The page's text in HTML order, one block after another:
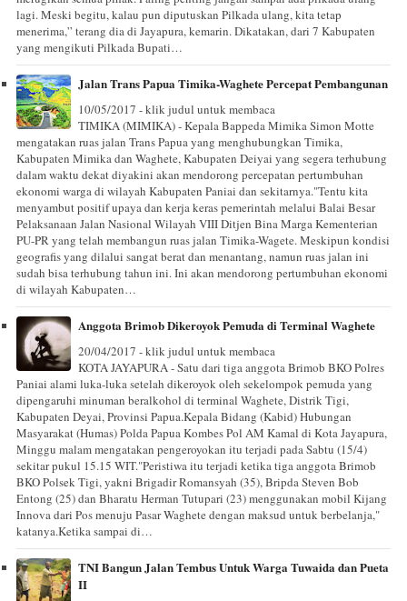
lagi. Meski begitu, kalau pun diputuskan Pilkada ulang, kita tetap
menerima,” terang dia di Jayapura, kemarin. Dikatakan, dari 7 Kabupaten
yang mengikuti Pilkada Bupati…
Jalan Trans Papua Timika-Waghete Percepat Pembangunan
10/05/2017 - klik judul untuk membaca
TIMIKA (MIMIKA) - Kepala Bappeda Mimika Simon Motte
mengatakan ruas jalan Trans Papua yang menghubungkan Timika,
Kabupaten Mimika dan Waghete, Kabupaten Deiyai yang segera terhubung
dalam waktu dekat diyakini akan mendorong percepatan pertumbuhan
ekonomi warga di wilayah Kabupaten Paniai dan sekitarnya."Tentu kita
menyambut positif upaya dan kerja keras pemerintah melalui Balai Besar
Pelaksanaan Jalan Nasional Wilayah VIII Ditjen Bina Marga Kementerian
PU-PR yang telah membangun ruas jalan Timika-Wagete. Meskipun kondisi
geografis yang dilalui sangat berat dan menantang, namun ruas jalan ini
sudah bisa terhubung tahun ini. Ini akan mendorong pertumbuhan ekonomi
di wilayah Kabupaten…
Anggota Brimob Dikeroyok Pemuda di Terminal Waghete
20/04/2017 - klik judul untuk membaca
KOTA JAYAPURA - Satu dari tiga anggota Brimob BKO Polres
Paniai alami luka-luka setelah dikeroyok oleh sekelompok pemuda yang
dipengaruhi minuman beralkohol di terminal Waghete, Distrik Tigi,
Kabupaten Deyai, Provinsi Papua.Kepala Bidang (Kabid) Hubungan
Masyarakat (Humas) Polda Papua Kombes Pol AM Kamal di Kota Jayapura,
Minggu malam mengatakan pengeroyokan itu terjadi pada Sabtu (15/4)
sekitar pukul 15.15 WIT."Peristiwa itu terjadi ketika tiga anggota Brimob
BKO Polsek Tigi, yakni Brigadir Romansyah (35), Bripda Steven Bob
Entong (25) dan Bharatu Herman Tutupari (23) menggunakan mobil Kijang
Innova dari Pos menuju Pasar Waghete dengan maksud untuk berbelanja,"
katanya.Ketika sampai di…
TNI Bangun Jalan Tembus Untuk Warga Tuwaida dan Pueta
II